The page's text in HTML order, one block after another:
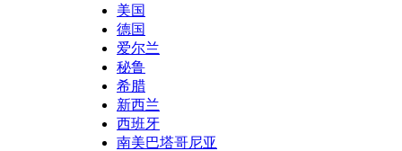
美国
德国
爱尔兰
秘鲁
希腊
新西兰
西班牙
南美巴塔哥尼亚